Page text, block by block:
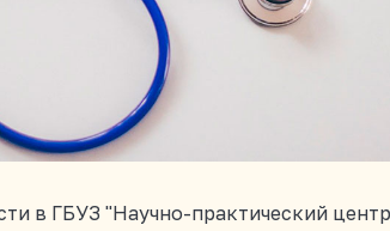
в ГБУЗ "Научно-практический центр